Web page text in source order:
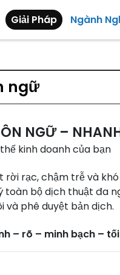
Giải Pháp Ngành
ngữ
NGỮ –
kinh doanh của bạn
rạc, chậm trễ và
toàn bộ dịch thuật đa
và phê duyệt bản dịch.
– rõ – minh bạch –